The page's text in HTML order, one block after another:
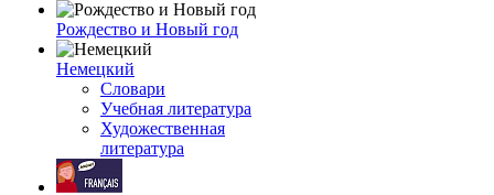
Рождество и Новый год
Немецкий
Словари
Учебная литература
Художественная
литература